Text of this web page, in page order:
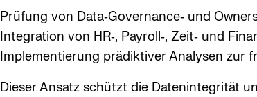
Prüfung von Data‑Governance‑ und
Integration von HR‑, Payroll‑, Zeit‑ und
Implementierung prädiktiver Analysen zur
Dieser Ansatz schützt die Datenintegrität